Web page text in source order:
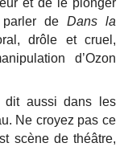
et de le plonger
de Dans la
drôle et cruel,
d’Ozon
dit aussi dans les
Ne croyez pas ce
scène de théâtre,